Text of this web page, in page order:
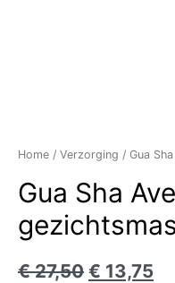
Home / Verzorging / Gua
Gua Sha
€27,50 € 13,75